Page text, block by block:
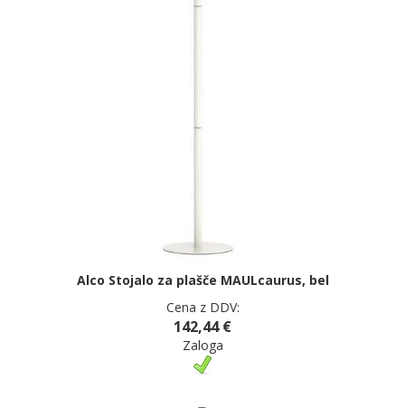
Alco Stojalo za plašče MAULcaurus, bel
Cena z DDV:
142,44 €
Zaloga